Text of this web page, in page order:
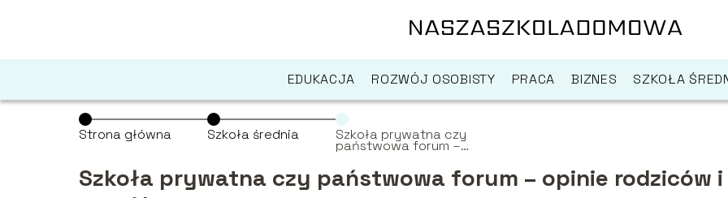
EDUKACJA ROZWÓJ OSOBISTY PRACA BIZNES SZKOŁA
Strona główna Szkoła średnia Szkoła prywatna czy
państwowa forum –
opinie rodziców i
uczniów
Szkoła prywatna czy państwowa forum – opinie rodziców i